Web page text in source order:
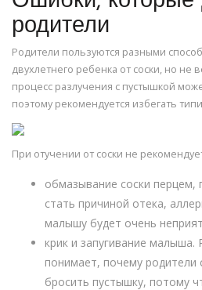
родители
Родители пользуются разными
двухлетнего ребенка от соски, но не
процесс разлучения с пустышкой
поэтому рекомендуется избегать
При отучении от соски не
обмазывание соски перцем,
стать причиной отека,
малышу будет очень
крик и запугивание малыша.
понимает, почему родители
бросить пустышку, потому